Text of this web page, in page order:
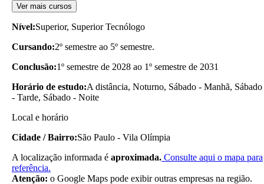
Ver mais cursos
Nível:Superior, Superior Tecnólogo
Cursando:2º semestre ao 5º semestre.
Conclusão:1º semestre de 2028 ao 1º semestre de 2031
Horário de estudo:A distância, Noturno, Sábado - Manhã, Sábado
- Tarde, Sábado - Noite
Local e horário
Cidade / Bairro:São Paulo - Vila Olímpia
A localização informada é aproximada. Consulte aqui o mapa para
referência.
Atenção: o Google Maps pode exibir outras empresas na região.